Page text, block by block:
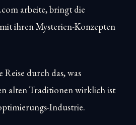
arbeite, bringt die
ihren Mysterien-Konzepten
Reise durch das, was
alten Traditionen wirklich ist
Industrie.